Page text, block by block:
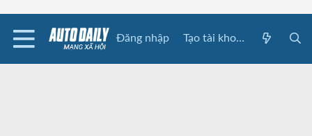
Đăng nhập Tạo tài khoản